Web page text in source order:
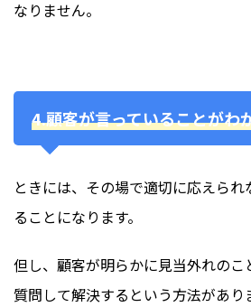
なりません。
4.顧客が言っていることがわ
ときには、その場で適切に応えら
ることになります。
但し、顧客が明らかに見当外れのこ
質問して解決するという方法があり